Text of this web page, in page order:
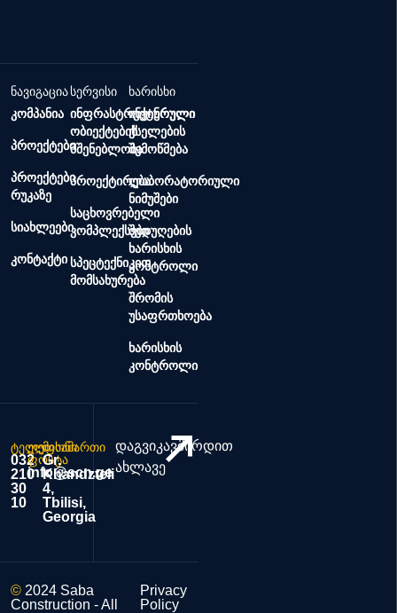
ნავიგაცია
კომპანია
პროექტები
პროექტები
რუკაზე
სიახლეები
კონტაქტი
სერვისი
ინფრასტრუქტურული
ობიექტების
მშენებლობა
პროექტირება
საცხოვრებელი
კომპლექსები
სპეცტექნიკით
მომსახურება
ხარისხი
ინჟინრული
ქსელების
შემოწმება
ლაბორატორიული
ნიმუშები
შედუღების
ხარისხის
კონტროლი
შრომის
უსაფრთხოება
ხარისხის
კონტროლი
ტელეფონი
032
210
30
10
ელ.
ფოსტა
info@scn.ge
მისამართი
Gr.
Khandzteli
4,
Tbilisi,
Georgia
დაგვიკავშირდით
ახლავე
© 2024 Saba
Construction - All
Privacy
Policy